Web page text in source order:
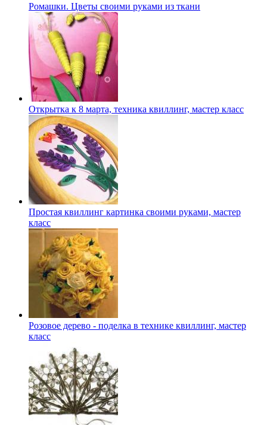
Ромашки. Цветы своими руками из ткани
Открытка к 8 марта, техника квиллинг, мастер класс
Простая квиллинг картинка своими руками, мастер
класс
Розовое дерево - поделка в технике квиллинг, мастер
класс